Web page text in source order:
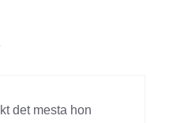
det mesta hon